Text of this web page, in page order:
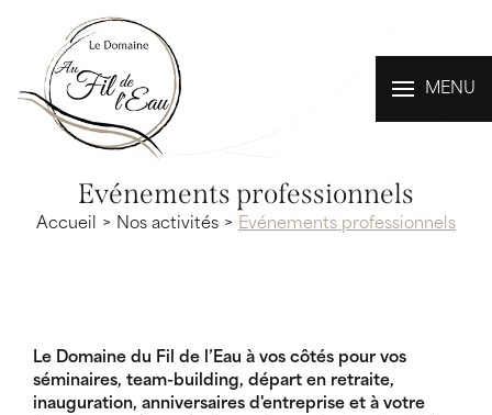
MENU
Evénements professionnels
Accueil Nos activités Evénements professionnels
Le Domaine du Fil de l’Eau à vos côtés pour vos
séminaires, team-building, départ en retraite,
inauguration, anniversaires d'entreprise et à votre